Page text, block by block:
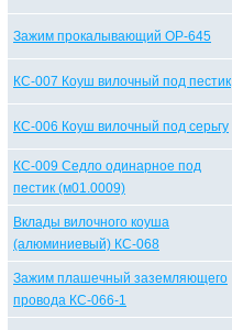
Зажим прокалывающий ОР-645
КС-007 Коуш вилочный под пестик
КС-006 Коуш вилочный под серьгу
КС-009 Седло одинарное под
пестик (м01.0009)
Вклады вилочного коуша
(алюминиевый) КС-068
Зажим плашечный заземляющего
провода КС-066-1